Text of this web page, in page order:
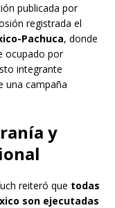
publicada por
registrada el
Pachuca, donde
ocupado por
integrante
una campaña
y
reiteró que todas
son ejecutadas